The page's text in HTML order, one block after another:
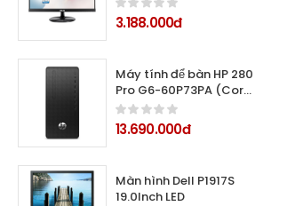
3.188.000đ
Máy tính để bàn HP 280
Pro G6-60P73PA (Core
i5-10400 (2.90
GHz,12MB), 8GB RAM,
512GB SSD, Windows 11
13.690.000đ
Màn hình Dell P1917S
19.0Inch LED